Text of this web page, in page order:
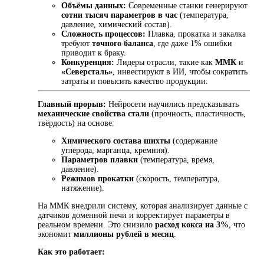
Объёмы данных: Современные станки генерируют
сотни тысяч параметров в час (температура,
давление, химический состав).
Сложность процессов: Плавка, прокатка и закалка
требуют точного баланса , где даже 1% ошибки
приводит к браку.
Конкуренция: Лидеры отрасли, такие как ММК и
«Северсталь» , инвестируют в ИИ, чтобы сократить
затраты и повысить качество продукции.
Главный прорыв: Нейросети научились предсказывать
механические свойства стали (прочность, пластичность,
твёрдость) на основе:
Химического состава шихты (содержание
углерода, марганца, кремния).
Параметров плавки (температура, время,
давление).
Режимов прокатки (скорость, температура,
натяжение).
На ММК внедрили систему, которая анализирует данные с
датчиков доменной печи и корректирует параметры в
реальном времени. Это снизило расход кокса на 3% , что
экономит миллионы рублей в месяц
Как это работает: